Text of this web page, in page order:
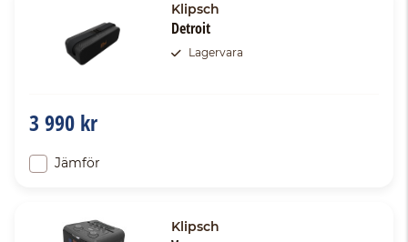
Klipsch
Detroit
Lagervara
3 990 kr
Jämför
Klipsch